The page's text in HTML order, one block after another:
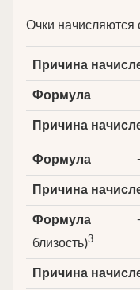
Очки
Причина
Формула
Причина
Формула
Причина
Формула
близость)3
Причина